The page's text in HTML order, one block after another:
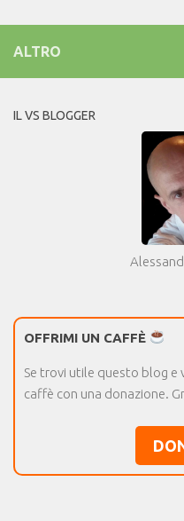
ALTRO
IL VS BLOGGER
OFFRIMI UN CAFFÈ
Se trovi utile questo blog
caffè con una donazione.